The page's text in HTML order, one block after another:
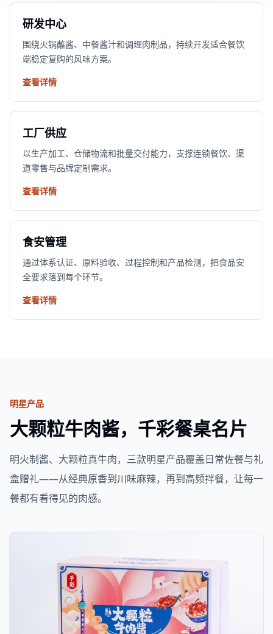
研发中心
围绕火锅蘸酱、中餐酱汁和调理肉制品，持续开发适合餐饮
端稳定复购的风味方案。
查看详情
工厂供应
以生产加工、仓储物流和批量交付能力，支撑连锁餐饮、渠
道零售与品牌定制需求。
查看详情
食安管理
通过体系认证、原料验收、过程控制和产品检测，把食品安
全要求落到每个环节。
查看详情
明星产品
大颗粒牛肉酱，千彩餐桌名片
明火制酱、大颗粒真牛肉，三款明星产品覆盖日常佐餐与礼
盒赠礼——从经典原香到川味麻辣，再到高频拌餐，让每一
餐都有看得见的肉感。